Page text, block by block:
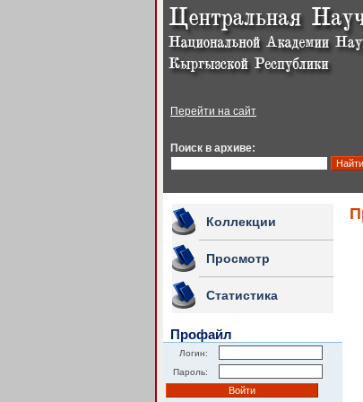
Перейти на сайт
Поиск в архиве:
Коллекции
Просмотр
Статистика
Профайл
Логин:
Пароль: